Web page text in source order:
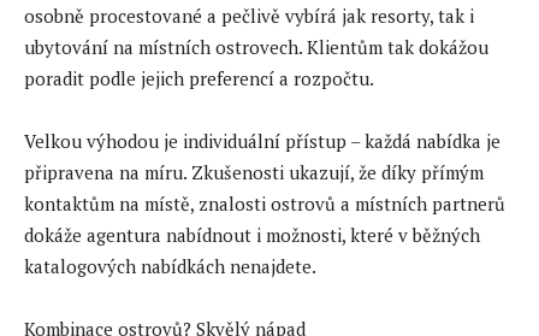
osobně procestované a pečlivě vybírá jak resorty, tak i
ubytování na místních ostrovech. Klientům tak dokážou
poradit podle jejich preferencí a rozpočtu.
Velkou výhodou je individuální přístup – každá nabídka je
připravena na míru. Zkušenosti ukazují, že díky přímým
kontaktům na místě, znalosti ostrovů a místních partnerů
dokáže agentura nabídnout i možnosti, které v běžných
katalogových nabídkách nenajdete.
Kombinace ostrovů? Skvělý nápad